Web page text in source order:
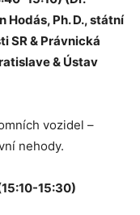
Hodás, Ph. D., státní
SR & Právnická
& Ústav
vozidel –
nehody.
15:30)